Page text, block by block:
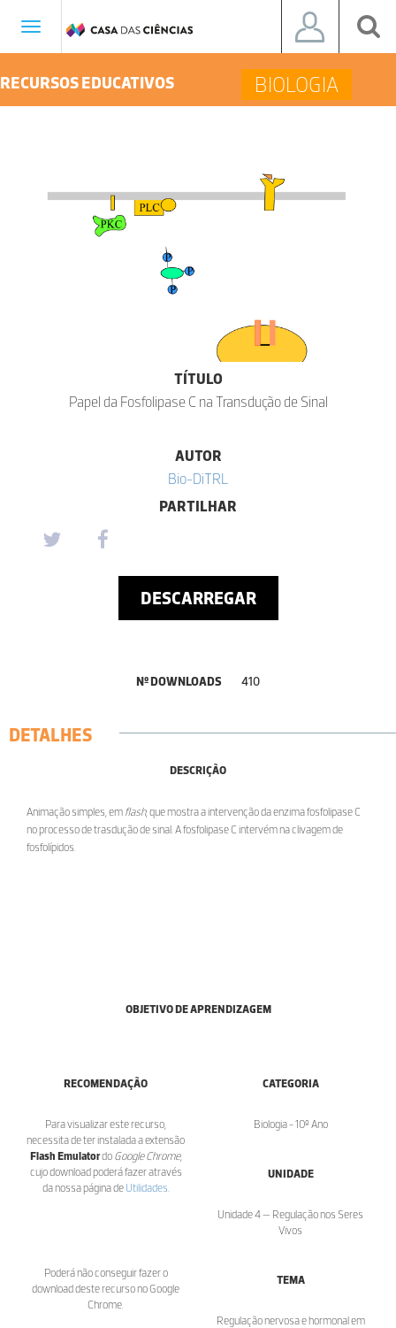
Toggle
RECURSOS EDUCATIVOS BIOLOGIA
TÍTULO
Papel da Fosfolipase C na Transdução de Sinal
AUTOR
Bio-DiTRL
PARTILHAR
DESCARREGAR
Nº DOWNLOADS 410
DETALHES
DESCRIÇÃO
Animação simples, em flash, que mostra a intervenção da enzima fosfolipase C
no processo de trasdução de sinal. A fosfolipase C intervém na clivagem de
fosfolípidos.
OBJETIVO DE APRENDIZAGEM
RECOMENDAÇÃO
Para visualizar este recurso,
necessita de ter instalada a extensão
Flash Emulatordo Google Chrome,
cujo download poderá fazer através
da nossa página de Utilidades
Poderá não conseguir fazer o
download deste recurso no Google
Chrome.
CATEGORIA
Biologia - 10º Ano
UNIDADE
Unidade 4 — Regulação nos Seres
Vivos
TEMA
Regulação nervosa e hormonal em